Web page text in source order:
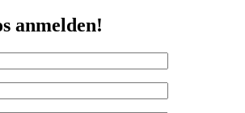
anmelden!